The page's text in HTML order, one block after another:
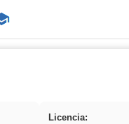
Licencia: